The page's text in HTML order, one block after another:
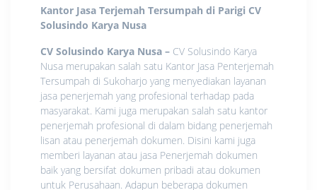
Kantor Jasa Terjemah Tersumpah di Parigi CV
Solusindo Karya Nusa
CV Solusindo Karya Nusa – CV Solusindo Karya
Nusa merupakan salah satu Kantor Jasa Penterjemah
Tersumpah di Sukoharjo yang menyediakan layanan
jasa penerjemah yang profesional terhadap pada
masyarakat. Kami juga merupakan salah satu kantor
penerjemah profesional di dalam bidang penerjemah
lisan atau penerjemah dokumen. Disini kami juga
memberi layanan atau jasa Penerjemah dokumen
baik yang bersifat dokumen pribadi atau dokumen
untuk Perusahaan. Adapun beberapa dokumen